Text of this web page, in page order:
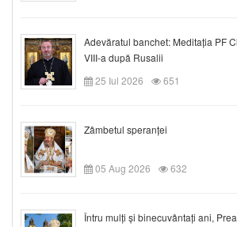
Adevăratul banchet: Meditația PF
VIII-a după Rusalii
25 Iul 2026
651
Zâmbetul speranței
05 Aug 2026 632
Întru mulți și binecuvântați ani,